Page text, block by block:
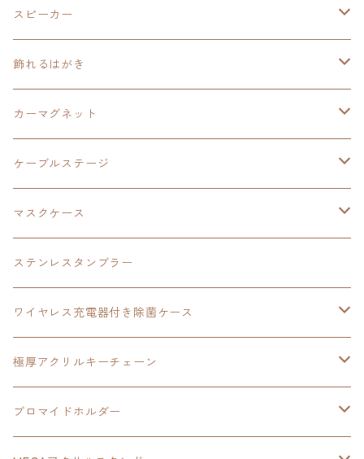
オーロラアクリルスタンド
ダブルアクリルキーチェーン
3in1充電ケーブル
カードサイズスピーカー
黎の軌跡Ⅱ
イースⅩ
東亰ザナドゥeX+
極厚アクリルキーチェーン
オーロラアクリルスタンド
イースvs空の軌跡
軌跡シリーズ20周年
界の軌跡
アクリルマグネット
ヘッドホンスタンド
空の軌跡1st
イース
亰都ザナドゥ
イースⅨ
黎の軌跡
黎の軌跡Ⅱ
空の軌跡1st
界の軌跡
手塚治虫
ウルトラマン
タツノコプロ
ドラえもん
碧の軌跡：改
創の軌跡
黎の軌跡
黎の軌跡Ⅱ
界の軌跡
零の軌跡：改
碧の軌跡：改
創の軌跡
イースⅨ
閃の軌跡
閃の軌跡Ⅳ
零の軌跡：改
碧の軌跡：改
創の軌跡
40周年記念
スピーカー
置くだけスピーカー
碧の軌跡：改
創の軌跡
バイブレーションスピーカー
軌跡シリーズ15周年
創の軌跡
飾れるはがき
閃の軌跡Ⅳ
イースⅨ
創の軌跡
カーマグネット
軌跡シリーズ
ケーブルステージ
閃の軌跡Ⅲ
創の軌跡
マスクケース
創の軌跡
ステンレスタンブラー
ワイヤレス充電器付き除菌ケース
創の軌跡
イース
極厚アクリルキーチェーン
日本ファルコム40周年記念イラスト
ブロマイドホルダー